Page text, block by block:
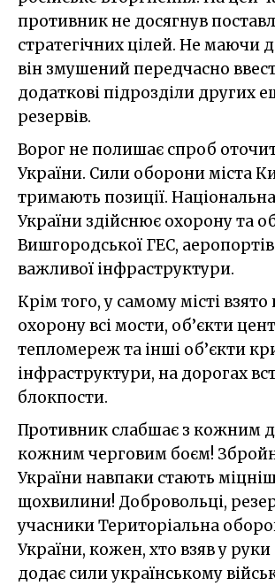
противник не досягнув
стратегічних цілей. Не маючи
він змушений передчасно
додаткові підрозділи других
резервів.
Ворог не полишає спроб
України. Сили оборони міста
тримають позиції.
України здійснює охорону та
Вишгородської ГЕС,
важливої інфраструктури.
Крім того, у самому місті
охорону всі мости, об’єкти
тепломереж та інші об’єкти
інфраструктури, на дорогах
блокпости.
Противник слабшає з кожним
кожним черговим боєм!
України навпаки стають
щохвилини! Добровольці,
учасники Територіальна
України, кожен, хто взяв у
додає сили українському